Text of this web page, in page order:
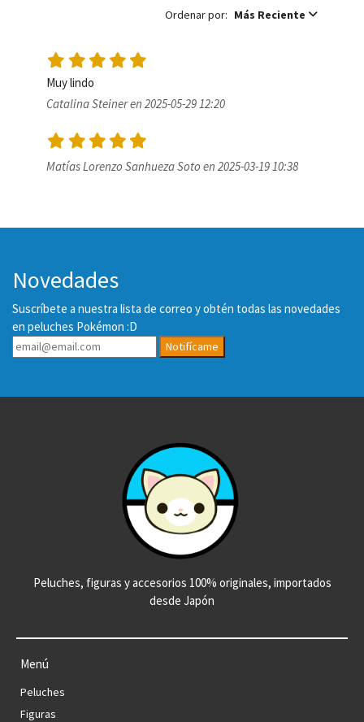
Ordenar por: Más Reciente
Muy lindo
Catalina Steiner en 2025-05-29 12:20
Matías Lorenzo Sanhueza Soto en 2025-03-19 10:38
Novedades
Suscríbete a nuestra lista de correo y obtén todas las novedades
en peluches Pokémon :D
Notifícame
Peluches, figuras y accesorios 100% originales, importados
desde Japón
Menú
Peluches
Figuras